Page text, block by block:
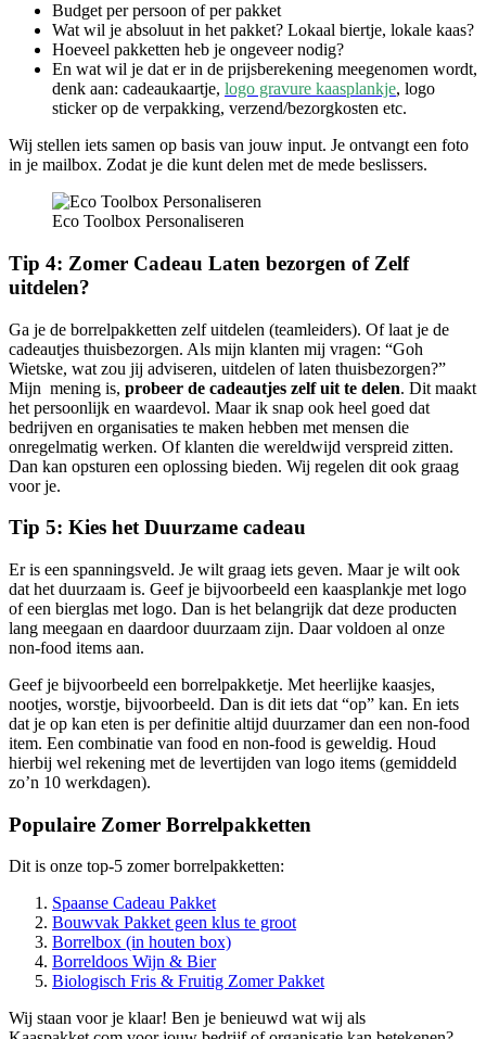
Budget per persoon of per pakket
Wat wil je absoluut in het pakket? Lokaal biertje, lokale kaas?
Hoeveel pakketten heb je ongeveer nodig?
En wat wil je dat er in de prijsberekening meegenomen wordt,
denk aan: cadeaukaartje, logo gravure kaasplankje, logo
sticker op de verpakking, verzend/bezorgkosten etc.
Wij stellen iets samen op basis van jouw input. Je ontvangt een foto
in je mailbox. Zodat je die kunt delen met de mede beslissers.
Eco Toolbox Personaliseren
Tip 4: Zomer Cadeau Laten bezorgen of Zelf
uitdelen?
Ga je de borrelpakketten zelf uitdelen (teamleiders). Of laat je de
cadeautjes thuisbezorgen. Als mijn klanten mij vragen: “Goh
Wietske, wat zou jij adviseren, uitdelen of laten thuisbezorgen?”
Mijn mening is, probeer de cadeautjes zelf uit te delen. Dit maakt
het persoonlijk en waardevol. Maar ik snap ook heel goed dat
bedrijven en organisaties te maken hebben met mensen die
onregelmatig werken. Of klanten die wereldwijd verspreid zitten.
Dan kan opsturen een oplossing bieden. Wij regelen dit ook graag
voor je.
Tip 5: Kies het Duurzame cadeau
Er is een spanningsveld. Je wilt graag iets geven. Maar je wilt ook
dat het duurzaam is. Geef je bijvoorbeeld een kaasplankje met logo
of een bierglas met logo. Dan is het belangrijk dat deze producten
lang meegaan en daardoor duurzaam zijn. Daar voldoen al onze
non-food items aan.
Geef je bijvoorbeeld een borrelpakketje. Met heerlijke kaasjes,
nootjes, worstje, bijvoorbeeld. Dan is dit iets dat “op” kan. En iets
dat je op kan eten is per definitie altijd duurzamer dan een non-food
item. Een combinatie van food en non-food is geweldig. Houd
hierbij wel rekening met de levertijden van logo items (gemiddeld
zo’n 10 werkdagen).
Populaire Zomer Borrelpakketten
Dit is onze top-5 zomer borrelpakketten:
Spaanse Cadeau Pakket
Bouwvak Pakket geen klus te groot
Borrelbox (in houten box)
Borreldoos Wijn & Bier
Biologisch Fris & Fruitig Zomer Pakket
Wij staan voor je klaar! Ben je benieuwd wat wij als